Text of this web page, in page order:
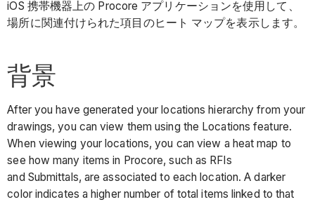
iOS 携帯機器上の Procore アプリケーションを使用して、
場所に関連付けられた項目のヒート マップを表示します。
背景
After you have generated your locations hierarchy from your
drawings, you can view them using the Locations feature.
When viewing your locations, you can view a heat map to
see how many items in Procore, such as RFIs
and Submittals, are associated to each location. A darker
color indicates a higher number of total items linked to that